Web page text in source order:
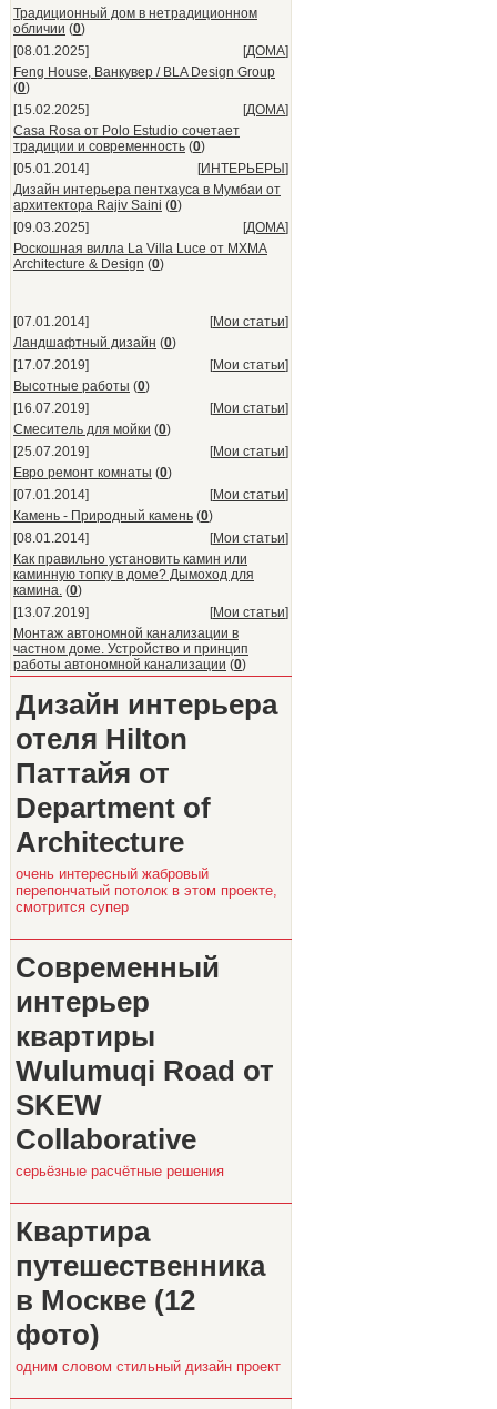
Традиционный дом в нетрадиционном
обличии (0)
[08.01.2025]
[ДОМА]
Feng House, Ванкувер / BLA Design Group
(0)
[15.02.2025]
[ДОМА]
Casa Rosa от Polo Estudio сочетает
традиции и современность (0)
[05.01.2014]
[ИНТЕРЬЕРЫ ]
Дизайн интерьера пентхауса в Мумбаи от
архитектора Rajiv Saini (0)
[09.03.2025]
[ДОМА]
Роскошная вилла La Villa Luce от MXMA
Architecture & Design (0)
[07.01.2014] [Мои статьи]
Ландшафтный дизайн (0)
[17.07.2019]
[Мои статьи]
Высотные работы (0)
[16.07.2019]
[Мои статьи]
Смеситель для мойки (0)
[25.07.2019]
[Мои статьи]
Евро ремонт комнаты (0)
[07.01.2014]
[Мои статьи]
Камень - Природный камень (0)
[08.01.2014]
[Мои статьи]
Как правильно установить камин или
каминную топку в доме? Дымоход для
камина. (0)
[13.07.2019]
[Мои статьи]
Монтаж автономной канализации в
частном доме. Устройство и принцип
работы автономной канализации (0)
Дизайн интерьера
отеля Hilton
Паттайя от
Department of
Architecture
очень интересный жабровый
перепончатый потолок в этом проекте,
смотрится супер
Современный
интерьер
квартиры
Wulumuqi Road от
SKEW
Collaborative
серьёзные расчётные решения
Квартира
путешественника
в Москве (12
фото)
одним словом стильный дизайн проект